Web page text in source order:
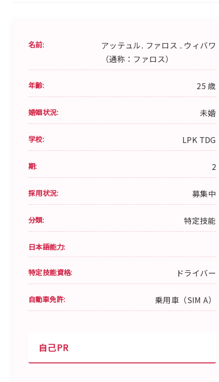
名前:
アッテュル. ファロス . ウィバワ
（通称：ファロス）
年齢: 25 歳
婚姻状況: 未婚
学校: LPK TDG
期: 2
採用状況: 募集中
分類: 特定技能
日本語能力:
特定技能資格: ドライバー
自動車免許: 乗用車（SIM A）
自己PR